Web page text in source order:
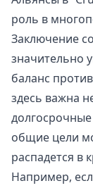
роль в
Заключение
значительно
баланс
здесь важна
общие цели
распадется в
Например,